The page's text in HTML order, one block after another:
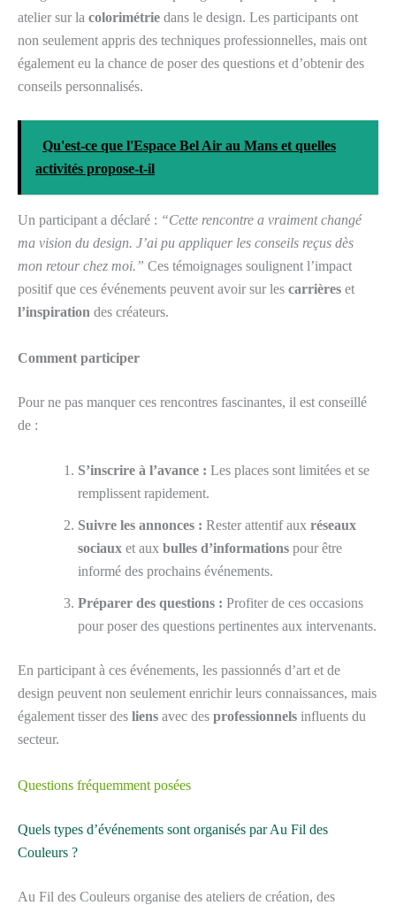
atelier sur la colorimétrie dans le design. Les participants ont
non seulement appris des techniques professionnelles, mais ont
également eu la chance de poser des questions et d’obtenir des
conseils personnalisés.
Qu'est-ce que l'Espace Bel Air au Mans et quelles
activités propose-t-il
Un participant a déclaré : “Cette rencontre a vraiment changé
ma vision du design. J’ai pu appliquer les conseils reçus dès
mon retour chez moi.” Ces témoignages soulignent l’impact
positif que ces événements peuvent avoir sur les carrières et
l’inspiration des créateurs.
Comment participer
Pour ne pas manquer ces rencontres fascinantes, il est conseillé
de :
S’inscrire à l’avance : Les places sont limitées et se
remplissent rapidement.
Suivre les annonces : Rester attentif aux réseaux
sociaux et aux bulles d’informations pour être
informé des prochains événements.
Préparer des questions : Profiter de ces occasions
pour poser des questions pertinentes aux intervenants.
En participant à ces événements, les passionnés d’art et de
design peuvent non seulement enrichir leurs connaissances, mais
également tisser des liens avec des professionnels influents du
secteur.
Questions fréquemment posées
Quels types d’événements sont organisés par Au Fil des
Couleurs ?
Au Fil des Couleurs organise des ateliers de création, des